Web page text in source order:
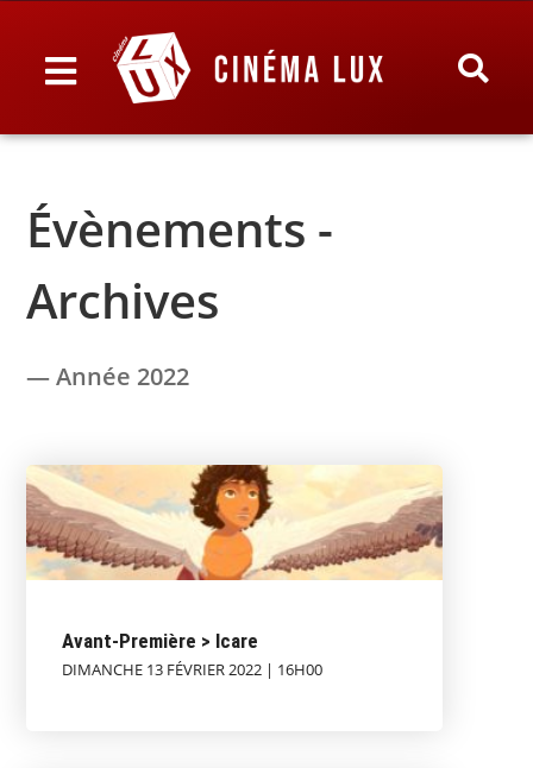
Évènements -
Archives
— Année 2022
Avant-Première > Icare
DIMANCHE 13 FÉVRIER 2022 | 16H00